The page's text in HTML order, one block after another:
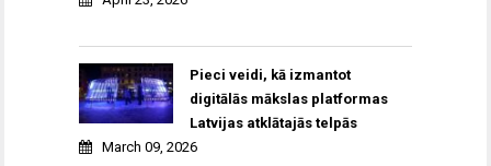
Pieci veidi, kā izmantot
digitālās mākslas platformas
Latvijas atklātajās telpās
March 09, 2026